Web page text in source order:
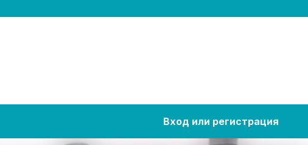
Вход или регистрация